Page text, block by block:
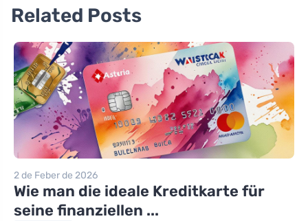
Related Posts
2 de Feber de 2026
Wie man die ideale Kreditkarte für
seine finanziellen ...